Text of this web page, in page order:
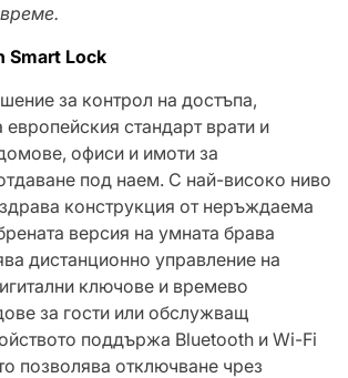
Smart Lock
за контрол на достъпа,
европейския стандарт врати и
офиси и имоти за
под наем. С най-високо ниво
конструкция от неръждаема
версия на умната брава
дистанционно управление на
ключове и времево
за гости или обслужващ
поддържа Bluetooth и Wi-Fi
позволява отключване чрез